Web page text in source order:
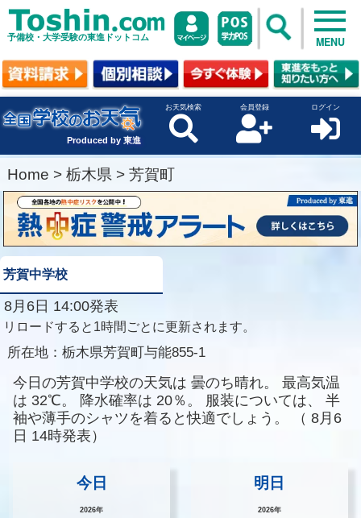
予備校・大学受験の東進ドットコム MENU
Produced by 東進
お天気検索 会員登録 ログイン
Home > 栃木県 > 芳賀町
芳賀中学校
8月6日 14:00発表
リロードすると1時間ごとに更新されます。
所在地： 栃木県芳賀町与能855-1
今日の芳賀中学校の天気は 曇のち晴れ。
最高気温
は 32℃。 降水確率は 20％。 服装については、
半
袖や薄手のシャツを着ると快適でしょう。
（ 8月6
日 14時発表）
今日
2026年
明日
2026年